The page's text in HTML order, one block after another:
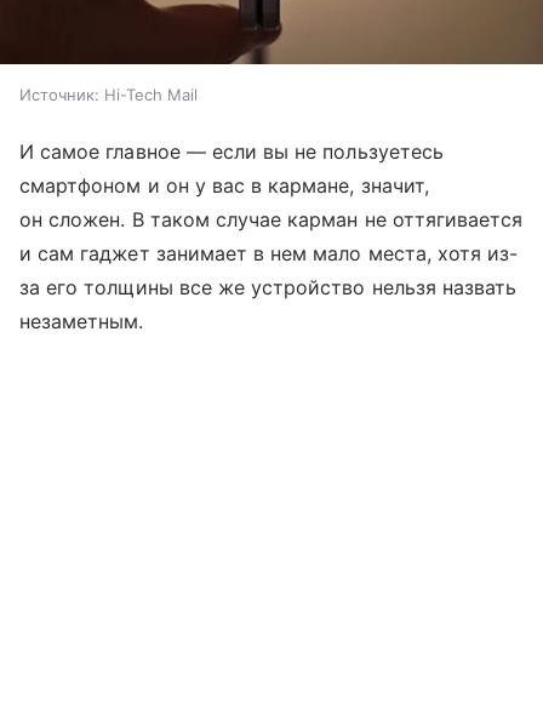
Источник: Hi-Tech Mail
И самое главное — если вы не пользуетесь
смартфоном и он у вас в кармане, значит,
он сложен. В таком случае карман не оттягивается
и сам гаджет занимает в нем мало места, хотя из-
за его толщины все же устройство нельзя назвать
незаметным.